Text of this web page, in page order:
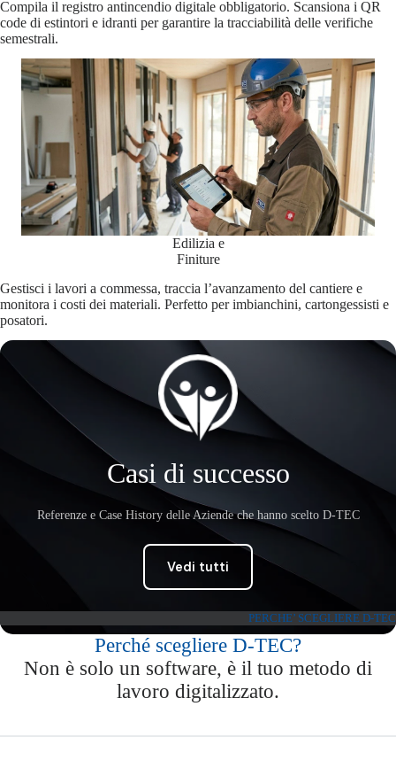
Compila il registro antincendio digitale obbligatorio. Scansiona i QR
code di estintori e idranti per garantire la tracciabilità delle verifiche
semestrali.
Edilizia e
Finiture
Gestisci i lavori a commessa, traccia l’avanzamento del cantiere e
monitora i costi dei materiali. Perfetto per imbianchini, cartongessisti e
posatori.
Casi di successo
Referenze e Case History delle Aziende che hanno scelto D-TEC
Vedi tutti
PERCHE’ SCEGLIERE D-TEC
Perché scegliere D-TEC?
Non è solo un software, è il tuo metodo di
lavoro digitalizzato.